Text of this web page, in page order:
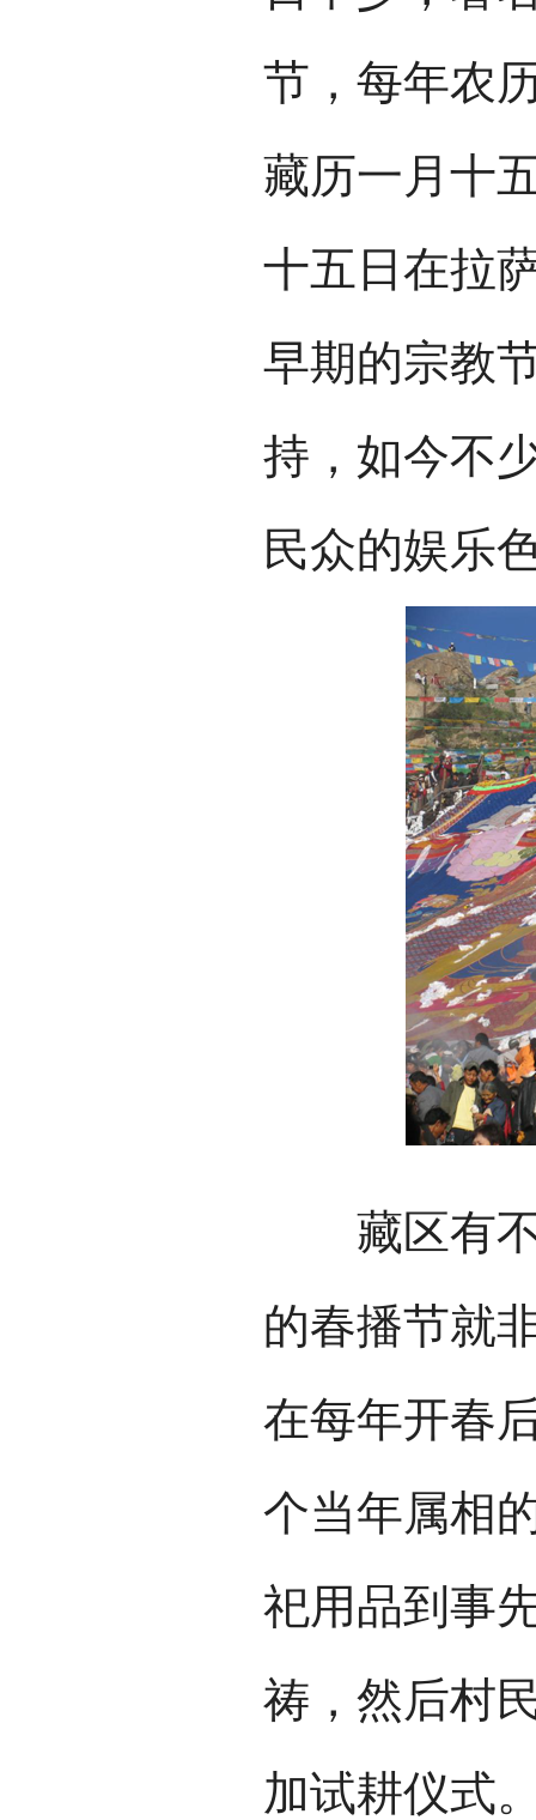
节，每年农
藏历一月十
十五日在拉
早期的宗教
持，如今不
民众的娱乐
藏区有不
的春播节就
在每年开春
个当年属相
祀用品到事
祷，然后村
加试耕仪式